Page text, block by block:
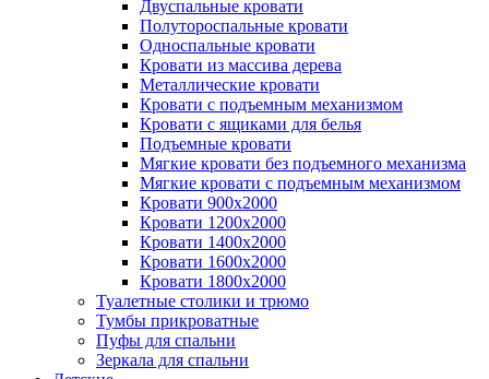
Двуспальные кровати
Полутороспальные кровати
Односпальные кровати
Кровати из массива дерева
Металлические кровати
Кровати с подъемным механизмом
Кровати с ящиками для белья
Подъемные кровати
Мягкие кровати без подъемного механизма
Мягкие кровати с подъемным механизмом
Кровати 900х2000
Кровати 1200х2000
Кровати 1400х2000
Кровати 1600х2000
Кровати 1800х2000
Туалетные столики и трюмо
Тумбы прикроватные
Пуфы для спальни
Зеркала для спальни